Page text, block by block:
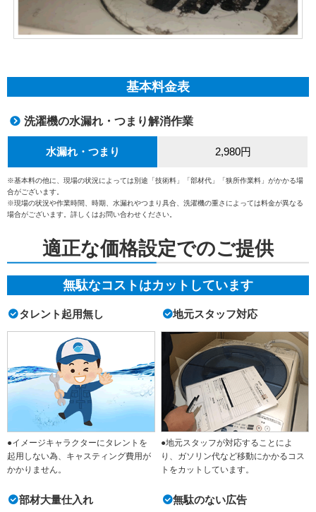
基本料金表
洗濯機の水漏れ・つまり解消作業
水漏れ・つまり 2,980円
※基本料の他に、現場の状況によっては別途「技術料」「部材代」「狭所作業料」がかかる場
合がございます。
※現場の状況や作業時間、時期、水漏れやつまり具合、洗濯機の重さによっては料金が異なる
場合がございます。詳しくはお問い合わせください。
適正な価格設定でのご提供
無駄なコストはカットしています
タレント起用無し
●イメージキャラクターにタレントを
起用しない為、キャスティング費用が
かかりません。
地元スタッフ対応
●地元スタッフが対応することによ
り、ガソリン代など移動にかかるコス
トをカットしています。
部材大量仕入れ 無駄のない広告